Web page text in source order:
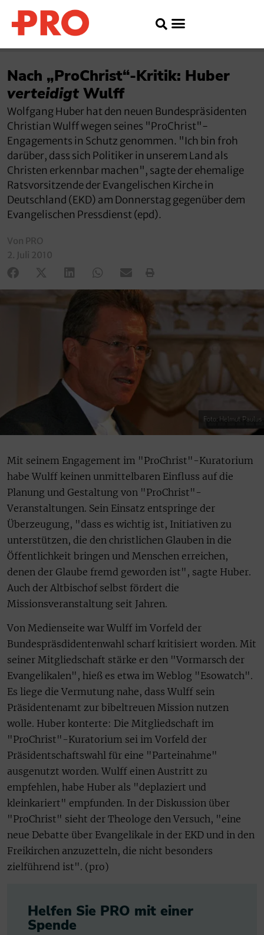
Nach „ProChrist“-Kritik: Huber
verteidigt Wulff
Wolfgang Huber hat den neuen Bundespräsidenten
Christian Wulff wegen seines "ProChrist"-
Engagements in Schutz genommen. "Ich bin froh
darüber, dass sich Politiker in unserem Land als
Christen erkennbar machen", sagte der ehemalige
Ratsvorsitzende der Evangelischen Kirche in
Deutschland (EKD) am Donnerstag gegenüber dem
Evangelischen Pressdienst (epd).
Von PRO
2. Juli 2010
Foto: Helmut Paulus
Mit seinem Engagement im "ProChrist"-Kuratorium
habe Wulff keinen unmittelbaren Einfluss auf die
Planung und Gestaltung von "ProChrist"-
Veranstaltungen. Sein Einsatz entspringe der
Überzeugung, "dass es wichtig ist, Initiativen zu
unterstützen, die den christlichen Glauben in die
Öffentlichkeit bringen und Menschen erreichen,
denen der Glaube fremd geworden ist", sagte Huber.
Auch der Altbischof selbst fördert die
Missionsveranstaltung seit Jahren.
Von Medienseite war Wulff im Vorfeld der
Bundespräsdidentenwahl scharf kritisiert worden. Mit
seiner Mitgliedschaft stärke er den "Vormarsch der
Evangelikalen", hieß es etwa im Weblog "Esowatch".
Es liege die Vermutung nahe, dass Wulff sein
Präsidentenamt zur bibeltreuen Mission nutzen
wolle. Huber konterte: Die Mitgliedschaft im
"ProChrist"-Kuratorium sei im Vorfeld der
Präsidentschaftswahl für eine "Parteinahme"
ausgenutzt worden. Wulff einen Austritt zu
empfehlen, habe Huber als "deplaziert und
kleinkariert" empfunden. In der Diskussion über
"ProChrist" sieht der Theologe den Versuch, "eine
neue Debatte über Evangelikale in der EKD und in den
Freikirchen anzuzetteln, die nicht besonders
zielführend ist". (pro)
Helfen Sie PRO mit einer
Spende